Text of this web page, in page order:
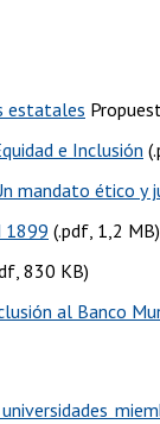
estatales
e Inclusión
mandato ético y
1899 (.pdf, 1,2 MB)
830 KB)
al Banco